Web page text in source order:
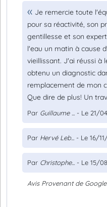
Je remercie toute
pour sa réactivité, son
gentillesse et son
l'eau un matin à cause
vieillissant. J'ai réussi à
obtenu un diagnostic
remplacement de mon
Que dire de plus! Un
Par Guillaume ... - Le 21/
Par Hervé Leb... - Le 16/
Par Christophe... - Le 15/
Avis Provenant de